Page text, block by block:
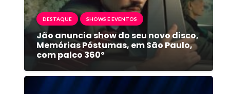
DESTAQUE SHOWS E EVENTOS
Jão anuncia show do seu novo disco,
Memórias Póstumas, em São Paulo,
com palco 360º